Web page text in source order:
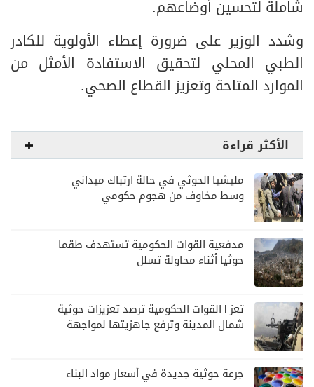
شاملة لتحسين أوضاعهم.
وشدد الوزير على ضرورة إعطاء الأولوية للكادر
الطبي المحلي لتحقيق الاستفادة الأمثل من
الموارد المتاحة وتعزيز القطاع الصحي.
الأكثر قراءة
مليشيا الحوثي في حالة ارتباك ميداني
وسط مخاوف من هجوم حكومي
مدفعية القوات الحكومية تستهدف طقما
حوثيا أثناء محاولة تسلل
تعز | القوات الحكومية ترصد تعزيزات حوثية
شمال المدينة وترفع جاهزيتها لمواجهة
جرعة حوثية جديدة في أسعار مواد البناء